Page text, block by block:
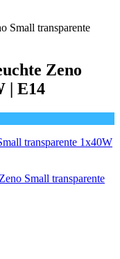
Small transparente
Zeno
| E14